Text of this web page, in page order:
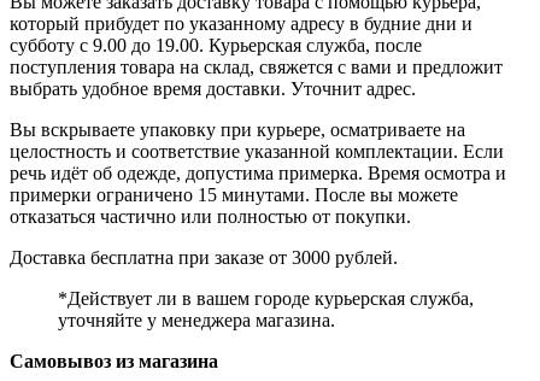
который прибудет по указанному адресу в будние дни и
субботу с 9.00 до 19.00. Курьерская служба, после
поступления товара на склад, свяжется с вами и предложит
выбрать удобное время доставки. Уточнит адрес.
Вы вскрываете упаковку при курьере, осматриваете на
целостность и соответствие указанной комплектации. Если
речь идёт об одежде, допустима примерка. Время осмотра и
примерки ограничено 15 минутами. После вы можете
отказаться частично или полностью от покупки.
Доставка бесплатна при заказе от 3000 рублей.
*Действует ли в вашем городе курьерская служба,
уточняйте у менеджера магазина.
Самовывоз из магазина